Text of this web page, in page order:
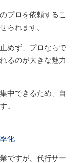
プロを依頼するこ
られます。
めず、プロならで
るのが大きな魅力
中できるため、自
。
化
ですが、代行サー